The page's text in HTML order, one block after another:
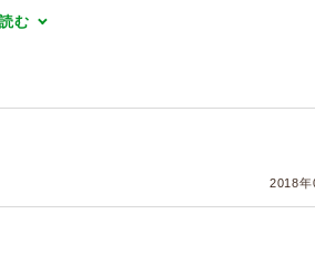
む
2018年